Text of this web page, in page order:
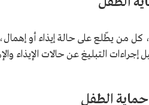
من يطّلع على حالة إيذاء أو إهمال،
إجراءات التبليغ عن حالات الإيذاء
الطفل